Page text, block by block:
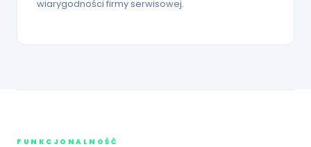
wiarygodności firmy serwisowej.
FUNKCJONALNOŚĆ